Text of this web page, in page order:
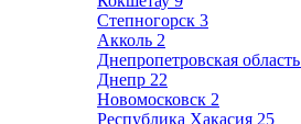
Степногорск 3
Акколь 2
Днепропетровская область
Днепр 22
Новомосковск 2
Республика Хакасия 25